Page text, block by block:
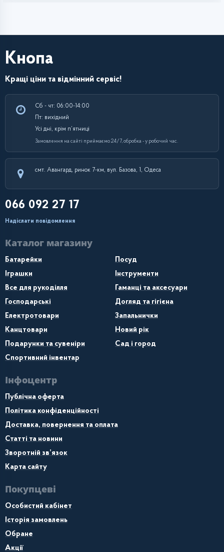
Кнопа
Кращі ціни та відмінний сервіс!
Сб - чт: 06:00-14:00
Пт: вихідний
Усі дні, крім п’ятниці
Замовлення на сайті приймаємо 24/7, обробка - у робочий час.
смт. Авангард, ринок 7-км, вул. Базова, 1, Одеса
066 092 27 17
Надіслати повідомлення
Каталог магазину
Батарейки
Посуд
Іграшки
Інструменти
Все для рукоділля
Гаманці та аксесуари
Господарські
Догляд та гігієна
Електротовари
Запальнички
Канцтовари
Новий рік
Подарунки та сувеніри
Сад і город
Спортивний інвентар
Інфоцентр
Публічна оферта
Політика конфіденційності
Доставка, повернення та оплата
Статті та новини
Зворотній зв’язок
Карта сайту
Покупцеві
Особистий кабінет
Історія замовлень
Обране
Акції